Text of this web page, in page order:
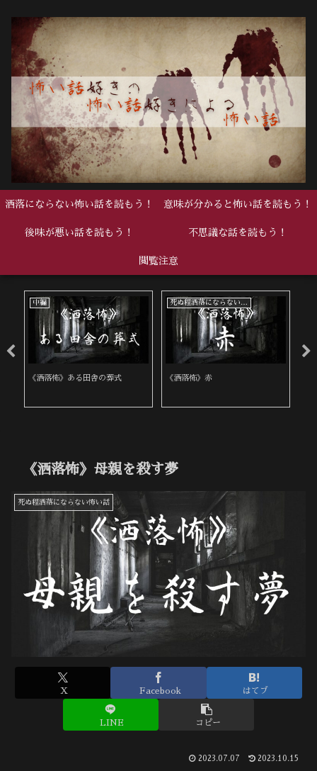
洒落にならない怖い話を読もう！ 意味が分かると怖い話を読もう！
後味が悪い話を読もう！ 不思議な話を読もう！
閲覧注意
中編
《洒落怖》ある田舎の葬式
死ぬ程洒落にならない怖い話
《洒落怖》赤
《洒落怖》母親を殺す夢
死ぬ程洒落にならない怖い話
X Facebook はてブ
LINE コピー
2023.07.07 2023.10.15